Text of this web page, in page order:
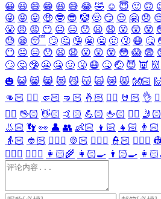
😀 😃 😄 😁 😆 😅 😂 🤣 ☺️ 😇 🙂 🙃
😜 😝 😛 🤑 🤓 😎 🤡 🤠 😏 😒 🤗 😞
😤 😠 😡 😶 😐 😑 😯 😦 😧 😮 😲 😵
😓 😪 😴 🙄 🤔 🤥 😬 🤐 🤢 🤧 😷 🤒
😶 😐 😑 😯 😦 😧 😮 😲 😵 😳 😱 😨
🙄 🤔 🤥 😬 🤐 🤢 🤧 😷 🤒 🤕 😈 👿 👹
🎃 😺 😸 😹 😻 😼 😽 🙀 😿 😾 👐🏻
👊🏻 ✊🏻 🤛🏻 🤜🏻 🤞🏻 ✌🏻 🤘🏻 👌
🖐🏻 🖖🏻 👋🏻 🤙🏻 💪🏻 🖕🏻 ✍🏻 🤳🏻
👃🏻 👣 👀 👤 👥 👶🏻 👦🏻 👧🏻 👨🏻
👵🏻 👲🏻 👳🏻‍♀️ 👳🏻 👮🏻‍♀️ 👮🏻 👷🏻‍♀️
👩🏻‍⚕️ 👨🏻‍⚕️ 👩🏻‍🌾 👩🏻‍🍳 👨🏻‍🍳